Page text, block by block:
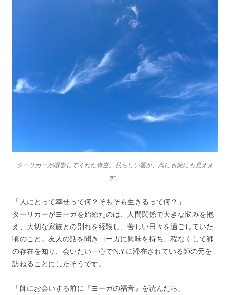
ターリカーが撮影してくれた青空。秋らしい雲が、鳥にも龍にも見えま
す。
「人にとって幸せって何？そもそも生きるって何？」
ターリカーがヨーガを始めたのは、人間関係で大きな悩みを抱
え、大切な家族との別れを経験し、苦しい日々を過ごしていた
頃のこと。友人の話を聞きヨーガに興味を持ち、程なくして師
の存在を知り、会いたい一心でN.Y.に滞在されている師の元を
訪ねることにしたそうです。
「師にお会いする前に『ヨーガの福音』を読んだら、